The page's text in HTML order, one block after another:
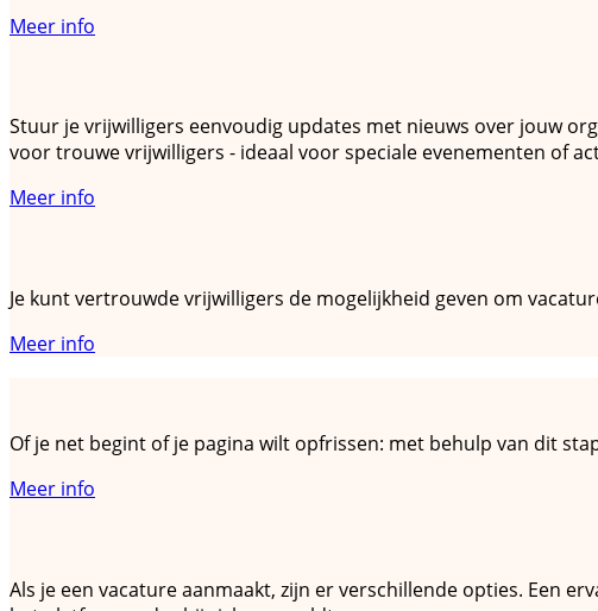
Meer info
Stuur je vrijwilligers eenvoudig updates met nieuws over jouw
voor trouwe vrijwilligers - ideaal voor speciale evenementen of
Meer info
Je kunt vertrouwde vrijwilligers de mogelijkheid geven om
Meer info
Of je net begint of je pagina wilt opfrissen: met behulp van dit
Meer info
Als je een vacature aanmaakt, zijn er verschillende opties. Een